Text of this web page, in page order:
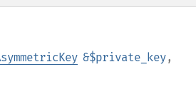
&$private_key,